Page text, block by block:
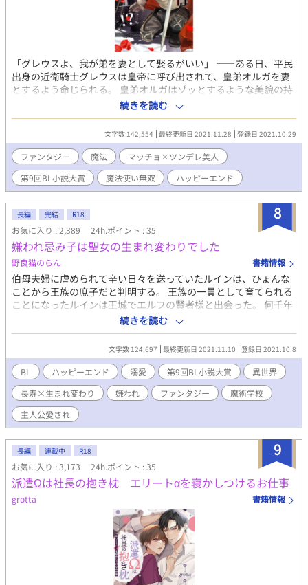
「グレウスよ、我が弟を妻として娶るがいい」 ――ある日、平民
出身の近衛騎士グレウスは皇帝に呼び出されて、皇弟オルガを妻
とするよう命じられる。 皇弟オルガはゾッとするような美貌の持
ち主で、貴族の間では『黒の魔王』と怖れられている人物だ。 身
分違いの政略結婚に絶望したグレウスだが、いざ結婚してみると
オルガは見事なデレ寄りのツンデレで、しかもその正体は…。 魔
法の国アスファロスで、熊のようなマッチョ騎士とツンデレな
『魔王』がイチャイチャしたり無双したりするお話です。 表紙は
豚子さん（https://twitter.com/M_buibui）に描いていただきま
した。ありがとうございます！ 11/28番外編2本と、終話『なべて
世は事もなし』に挿絵をいただいております！ ありがとうござ
います！
続きを読む
文字数 142,554 最終更新日 2021.11.28 登録日 2021.10.29
ファンタジー 魔法
マッチョ×ツンデレ美人
第9回BL小説大賞
魔法使い無双 ハッピーエンド
8
長編 完結 R18
お気に入り : 2,389 24h.ポイント : 35
嫌われ忌み子は聖女の生まれ変わりでした
野良猫のらん 書籍情報
伯母夫婦に虐められて辛い日々を送っていたルインは、ひょんな
ことから王族の庶子だと判明する。 王族の一員として育てられる
ことになったルインは王城でエルフの賢者様と出会った。 何千年
も生きる永遠に若く美しいエルフの賢者様にはとある伝説があ
る。 賢者様と聖女がある時恋に落ち、人間である聖女は寿命で死
ぬ時に賢者様に誓ったのだ。 何度でも生まれ変わり、貴方と恋に
落ちると。 そしてルインを目にした賢者様はこう言った、「君こ
そが我が聖女の生まれ変わりだ」と。 ルインはそんなこと信じら
れない。 だって自分は光の聖女と真逆の、闇属性の魔力しか持っ
ていないのだから……。 賢者様から逃げようとするルインと、め
げずにアタックし続ける賢者様の恋物語。 ※R-18シーンがある回
には*マークを付けます。
続きを読む
文字数 124,697 最終更新日 2021.11.10 登録日 2021.10.8
BL ハッピーエンド 溺愛 第9回BL小説大賞
異世界
長寿×生まれ変わり
嫌われ ファンタジー
魔術学校
主人公愛され
9
長編 連載中 R18
お気に入り : 3,173 24h.ポイント : 35
派遣Ωは社長の抱き枕 エリートαを寝かしつけるお仕事
grotta 書籍情報